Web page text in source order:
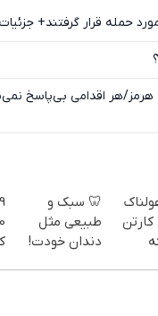
هرمز/هر اقدامی بی‌پاسخ
کارتن
🦷 سبک و
طبیعی مثل
دندان خودت!